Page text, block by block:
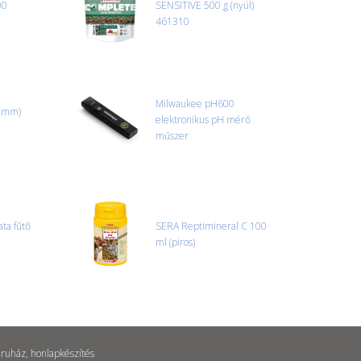
sérülést, folyadékot vagy bármi rendellenességet
előtt jegyzőkönyvet kell felvenni a futárral. A sérült
SENSITIVE 500 g (nyúl)
461310
Milwaukee pH600
elektronikus pH mérő
műszer
fűtő
SERA Reptimineral C 100
ml (piros)
, honlapkészítés